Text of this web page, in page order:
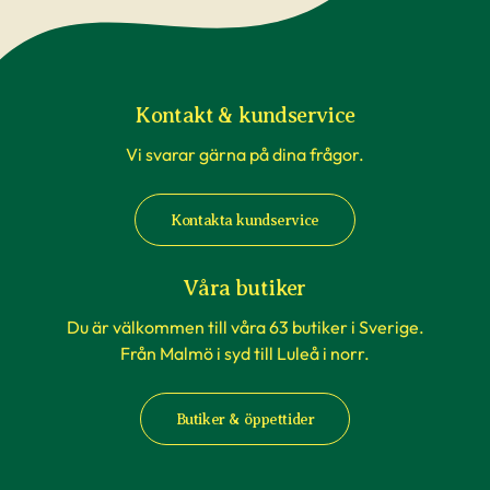
transport är inte underlag för reklamation. Om
du beställer till en av våra butiker, sköts detta av
rådande väderförhållanden.
När du köper häckväxter - före
plantering
Att förbereda grävningen är att rekommendera,
men tänk på att inte boka markanläggare,
hyrsläp eller andra tjänster kopplat till själva
planteringen innan du vet säkert att
häckplantorna är på plats hemma. Våra
leveranstider kan komma att ändras när du
exempelvis förbokat häckplantor långt i förväg.
Kontakt & kundservice
Vi svarar gärna på dina frågor.
Kontakta kundservice
Våra butiker
Du är välkommen till våra 63 butiker i Sverige.
Från Malmö i syd till Luleå i norr.
Butiker & öppettider